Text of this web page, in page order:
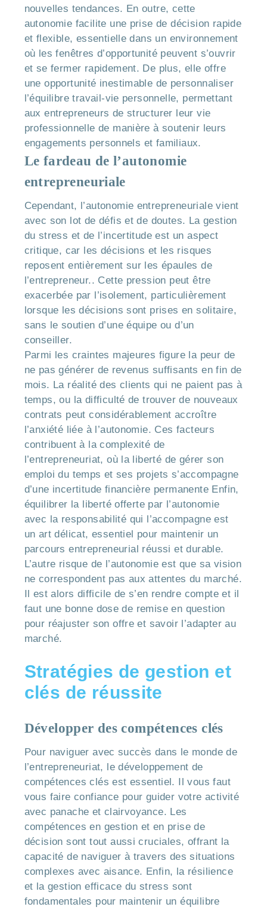
nouvelles tendances. En outre, cette
autonomie facilite une prise de décision rapide
et flexible, essentielle dans un environnement
où les fenêtres d’opportunité peuvent s’ouvrir
et se fermer rapidement. De plus, elle offre
une opportunité inestimable de personnaliser
l’équilibre travail-vie personnelle, permettant
aux entrepreneurs de structurer leur vie
professionnelle de manière à soutenir leurs
engagements personnels et familiaux.
Le fardeau de l’autonomie
entrepreneuriale
Cependant, l’autonomie entrepreneuriale vient
avec son lot de défis et de doutes. La gestion
du stress et de l’incertitude est un aspect
critique, car les décisions et les risques
reposent entièrement sur les épaules de
l’entrepreneur.. Cette pression peut être
exacerbée par l’isolement, particulièrement
lorsque les décisions sont prises en solitaire,
sans le soutien d’une équipe ou d’un
conseiller.
Parmi les craintes majeures figure la peur de
ne pas générer de revenus suffisants en fin de
mois. La réalité des clients qui ne paient pas à
temps, ou la difficulté de trouver de nouveaux
contrats peut considérablement accroître
l’anxiété liée à l’autonomie. Ces facteurs
contribuent à la complexité de
l’entrepreneuriat, où la liberté de gérer son
emploi du temps et ses projets s’accompagne
d’une incertitude financière permanente Enfin,
équilibrer la liberté offerte par l’autonomie
avec la responsabilité qui l’accompagne est
un art délicat, essentiel pour maintenir un
parcours entrepreneurial réussi et durable.
L’autre risque de l’autonomie est que sa vision
ne correspondent pas aux attentes du marché.
Il est alors difficile de s’en rendre compte et il
faut une bonne dose de remise en question
pour réajuster son offre et savoir l’adapter au
marché.
Stratégies de gestion et
clés de réussite
Développer des compétences clés
Pour naviguer avec succès dans le monde de
l’entrepreneuriat, le développement de
compétences clés est essentiel. Il vous faut
vous faire confiance pour guider votre activité
avec panache et clairvoyance. Les
compétences en gestion et en prise de
décision sont tout aussi cruciales, offrant la
capacité de naviguer à travers des situations
complexes avec aisance. Enfin, la résilience
et la gestion efficace du stress sont
fondamentales pour maintenir un équilibre